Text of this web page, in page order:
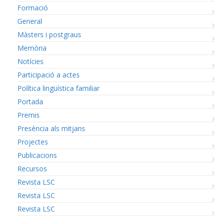
Formació
General
Màsters i postgraus
Memòria
Notícies
Participació a actes
Política lingüística familiar
Portada
Premis
Presència als mitjans
Projectes
Publicacions
Recursos
Revista LSC
Revista LSC
Revista LSC